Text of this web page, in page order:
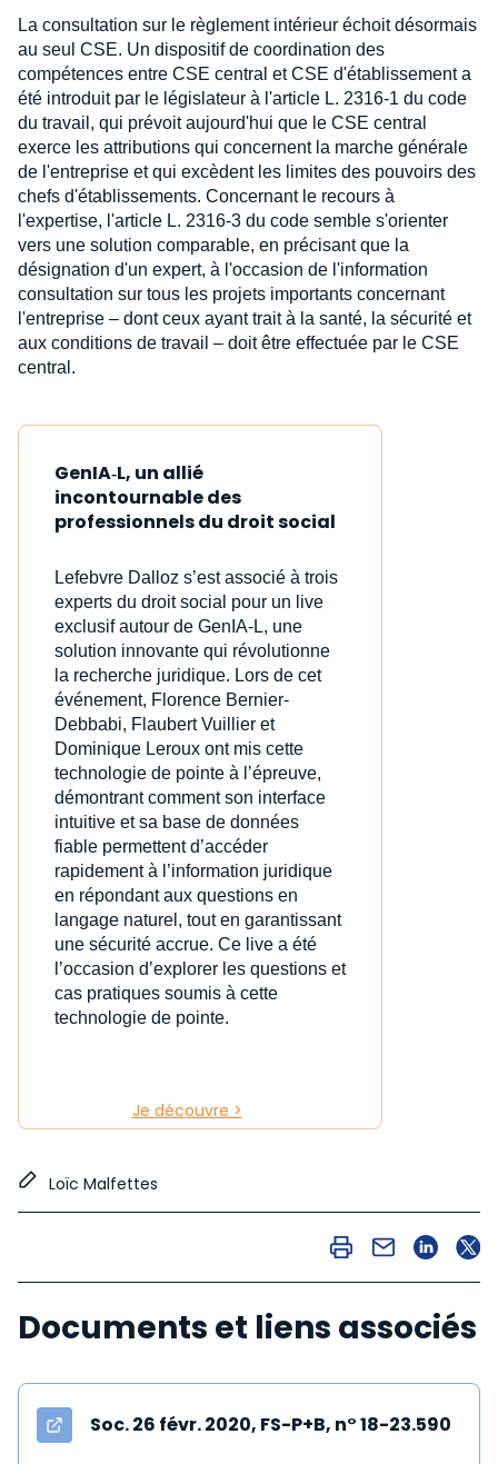
La consultation sur le règlement intérieur échoit désormais
au seul CSE. Un dispositif de coordination des
compétences entre CSE central et CSE d'établissement a
été introduit par le législateur à l'article L. 2316-1 du code
du travail, qui prévoit aujourd'hui que le CSE central
exerce les attributions qui concernent la marche générale
de l'entreprise et qui excèdent les limites des pouvoirs des
chefs d'établissements. Concernant le recours à
l'expertise, l'article L. 2316-3 du code semble s'orienter
vers une solution comparable, en précisant que la
désignation d'un expert, à l'occasion de l'information
consultation sur tous les projets importants concernant
l'entreprise – dont ceux ayant trait à la santé, la sécurité et
aux conditions de travail – doit être effectuée par le CSE
central.
GenIA‑L, un allié
incontournable des
professionnels du droit social
Lefebvre Dalloz s’est associé à trois
experts du droit social pour un live
exclusif autour de GenIA‑L, une
solution innovante qui révolutionne
la recherche juridique. Lors de cet
événement, Florence Bernier-
Debbabi, Flaubert Vuillier et
Dominique Leroux ont mis cette
technologie de pointe à l’épreuve,
démontrant comment son interface
intuitive et sa base de données
fiable permettent d’accéder
rapidement à l’information juridique
en répondant aux questions en
langage naturel, tout en garantissant
une sécurité accrue. Ce live a été
l’occasion d’explorer les questions et
cas pratiques soumis à cette
technologie de pointe.
Je découvre >
Loïc Malfettes
Documents et liens associés
Soc. 26 févr. 2020, FS-P+B, n° 18-23.590